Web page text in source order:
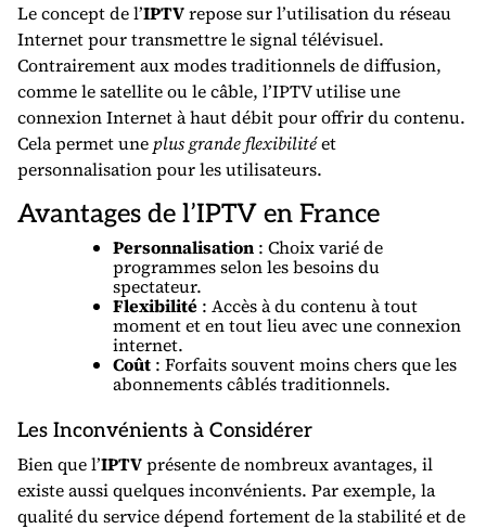
Le concept de l’IPTVrepose sur l’utilisation du réseau
Internet pour transmettre le signal télévisuel.
Contrairement aux modes traditionnels de diffusion,
comme le satellite ou le câble, l’IPTV utilise une
connexion Internet à haut débit pour offrir du contenu.
Cela permet une plus grande flexibilitéet
personnalisation pour les utilisateurs.
Avantages de l’IPTV en France
Personnalisation : Choix varié de
programmes selon les besoins du
spectateur.
Flexibilité : Accès à du contenu à tout
moment et en tout lieu avec une connexion
internet.
Coût : Forfaits souvent moins chers que les
abonnements câblés traditionnels.
Les Inconvénients à Considérer
Bien que l’IPTVprésente de nombreux avantages, il
existe aussi quelques inconvénients. Par exemple, la
qualité du service dépend fortement de la stabilité et de